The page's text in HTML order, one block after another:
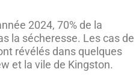
2024, 70% de la
la sécheresse. Les cas de
révélés dans quelques
et la vile de Kingston.